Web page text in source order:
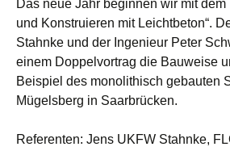
Das neue Jahr beginnen wir mit dem
und Konstruieren mit Leichtbeton“.
Stahnke und der Ingenieur Peter
einem Doppelvortrag die Bauweise
Beispiel des monolithisch gebauten
Mügelsberg in Saarbrücken.
Referenten: Jens UKFW Stahnke,